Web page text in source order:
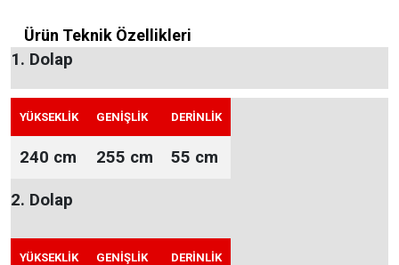
Ürün Teknik Özellikleri
1. Dolap
YÜKSEKLİK GENİŞLİK DERİNLİK
240 cm 255 cm 55 cm
2. Dolap
YÜKSEKLİK GENİŞLİK DERİNLİK